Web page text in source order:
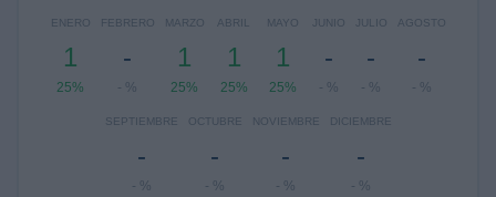
ENERO
1
25%
FEBRERO
-
- %
MARZO
1
25%
ABRIL
1
25%
MAYO
1
25%
JUNIO
-
- %
JULIO
-
- %
AGOSTO
-
- %
SEPTIEMBRE
-
- %
OCTUBRE
-
- %
NOVIEMBRE
-
- %
DICIEMBRE
-
- %